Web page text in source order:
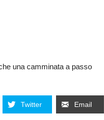
una camminata a passo
Twitter Email